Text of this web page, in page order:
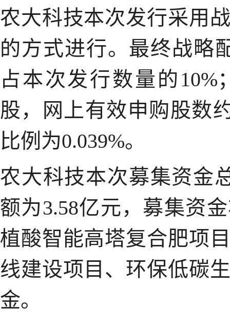
农大科技本次发行采用
的方式进行。最终战略
占本次发行数量的10%
股，网上有效申购股数
比例为0.039%。
农大科技本次募集资金
额为3.58亿元，募集资
植酸智能高塔复合肥项
线建设项目、环保低碳
金。